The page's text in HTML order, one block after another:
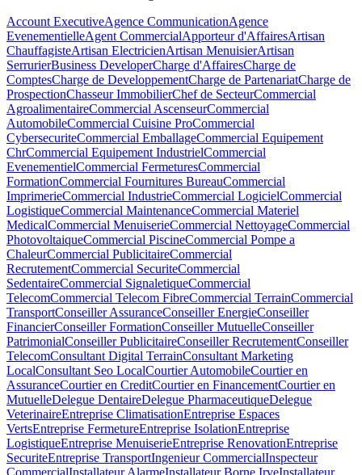
Account ExecutiveAgence CommunicationAgence
EvenementielleAgent CommercialApporteur d'AffairesArtisan
ChauffagisteArtisan ElectricienArtisan MenuisierArtisan
SerrurierBusiness DeveloperCharge d'AffairesCharge de
ComptesCharge de DeveloppementCharge de PartenariatCharge de
ProspectionChasseur ImmobilierChef de SecteurCommercial
AgroalimentaireCommercial AscenseurCommercial
AutomobileCommercial Cuisine ProCommercial
CybersecuriteCommercial EmballageCommercial Equipement
ChrCommercial Equipement IndustrielCommercial
EvenementielCommercial FermeturesCommercial
FormationCommercial Fournitures BureauCommercial
ImprimerieCommercial IndustrieCommercial LogicielCommercial
LogistiqueCommercial MaintenanceCommercial Materiel
MedicalCommercial MenuiserieCommercial NettoyageCommercial
PhotovoltaiqueCommercial PiscineCommercial Pompe a
ChaleurCommercial PublicitaireCommercial
RecrutementCommercial SecuriteCommercial
SedentaireCommercial SignaletiqueCommercial
TelecomCommercial Telecom FibreCommercial TerrainCommercial
TransportConseiller AssuranceConseiller EnergieConseiller
FinancierConseiller FormationConseiller MutuelleConseiller
PatrimonialConseiller PublicitaireConseiller RecrutementConseiller
TelecomConsultant Digital TerrainConsultant Marketing
LocalConsultant Seo LocalCourtier AutomobileCourtier en
AssuranceCourtier en CreditCourtier en FinancementCourtier en
MutuelleDelegue DentaireDelegue PharmaceutiqueDelegue
VeterinaireEntreprise ClimatisationEntreprise Espaces
VertsEntreprise FermetureEntreprise IsolationEntreprise
LogistiqueEntreprise MenuiserieEntreprise RenovationEntreprise
SecuriteEntreprise TransportIngenieur CommercialInspecteur
CommercialInstallateur AlarmeInstallateur Borne IrveInstallateur